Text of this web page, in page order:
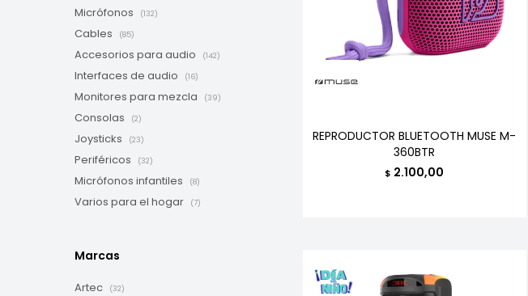
REPRODUCTOR BLUETOOTH MUSE M-
360BTR
$ 2.100,00
Micrófonos (132)
Cables (85)
Accesorios para audio (142)
Interfaces de audio (16)
Monitores para mezcla (39)
Consolas (2)
Joysticks (23)
Periféricos (32)
Micrófonos infantiles (8)
Varios para el hogar (7)
Marcas
Artec (32)